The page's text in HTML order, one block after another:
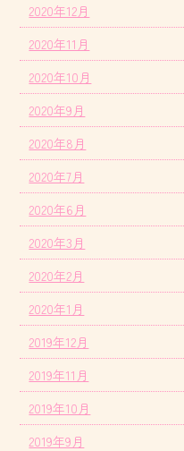
2020年12月
2020年11月
2020年10月
2020年9月
2020年8月
2020年7月
2020年6月
2020年3月
2020年2月
2020年1月
2019年12月
2019年11月
2019年10月
2019年9月